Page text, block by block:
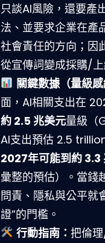
只談AI風險，還要產
法、並要求企業在產
社會責任的方向；因
從宣傳詞變成採購/
關鍵數據（量級
面，AI相關支出在
約 2.5 兆美元量級（
AI支出預估 2.5
2027年可能到約 3.3
彙整的預估）。當錢
問責、隱私與公平就
證”的門檻。
行動指南： 把倫